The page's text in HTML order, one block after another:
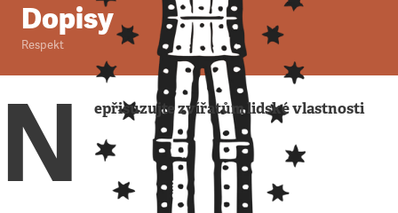
Dopisy
Respekt
N epřisuzujte zvířatům lidské vlastnosti